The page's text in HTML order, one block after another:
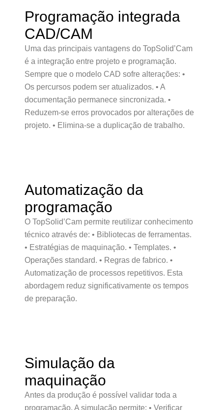
Programação integrada
CAD/CAM
Uma das principais vantagens do TopSolid’Cam
é a integração entre projeto e programação.
Sempre que o modelo CAD sofre alterações: •
Os percursos podem ser atualizados. • A
documentação permanece sincronizada. •
Reduzem-se erros provocados por alterações de
projeto. • Elimina-se a duplicação de trabalho.
Automatização da
programação
O TopSolid’Cam permite reutilizar conhecimento
técnico através de: • Bibliotecas de ferramentas.
• Estratégias de maquinação. • Templates. •
Operações standard. • Regras de fabrico. •
Automatização de processos repetitivos. Esta
abordagem reduz significativamente os tempos
de preparação.
Simulação da
maquinação
Antes da produção é possível validar toda a
programação. A simulação permite: • Verificar